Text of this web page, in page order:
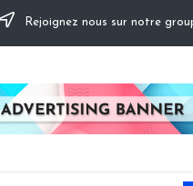
Rejoignez nous sur notre